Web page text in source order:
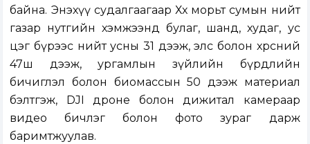
байна. Энэхүү судалгаагаар Хөх морьт сумын нийт
газар нутгийн хэмжээнд булаг, шанд, худаг, ус
цэг бүрээс нийт усны 31 дээж, элс болон хөрсний
47ш дээж, ургамлын зүйлийн бүрдлийн
бичиглэл болон биомассын 50 дээж материал
бэлтгэж, DJI дроне болон дижитал камераар
видео бичлэг болон фото зураг дарж
баримтжуулав.